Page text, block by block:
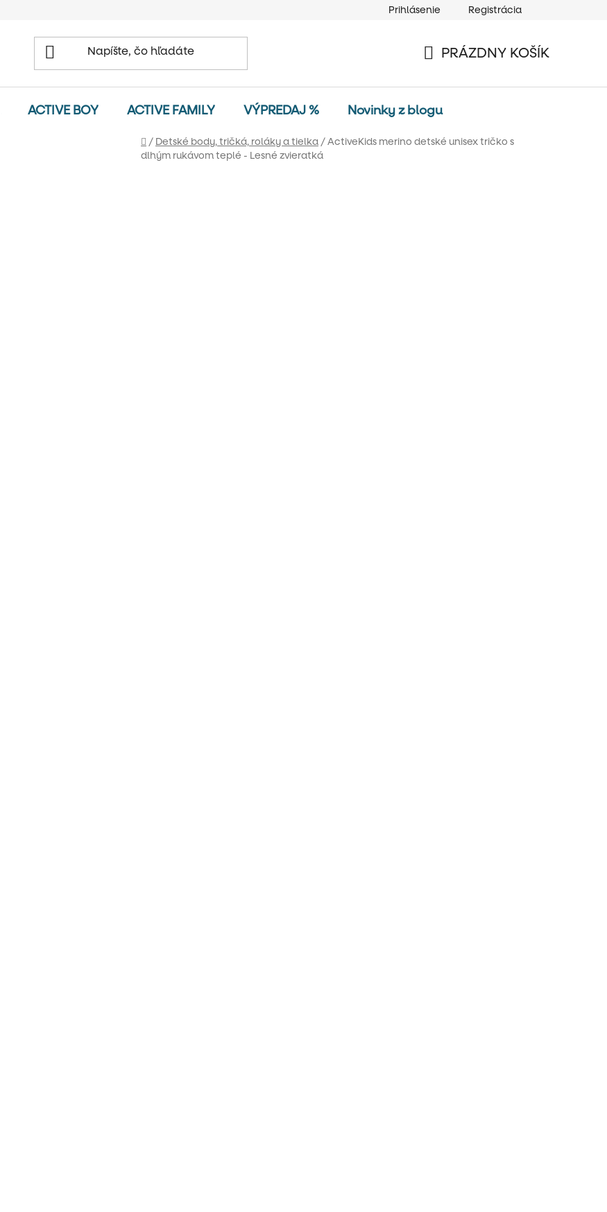
Prihlásenie Registrácia
KOŠÍK
PRÁZDNY KOŠÍK
ACTIVE BOY ACTIVE FAMILY VÝPREDAJ % Novinky z blogu
Domov
/ Detské body, tričká, roláky a tielka/ActiveKids merino detské unisex tričko s
dlhým rukávom teplé - Lesné zvieratká